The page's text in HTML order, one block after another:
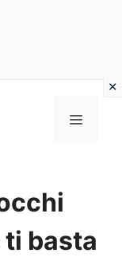
Menu
basta